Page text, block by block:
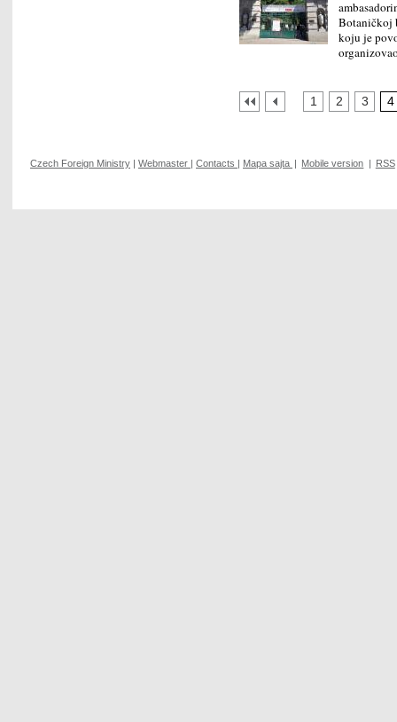
Botaničkoj
koju je
1 2 3 4
Czech Foreign Ministry | Webmaster | Contacts | Mapa sajta | Mobile version | RSS